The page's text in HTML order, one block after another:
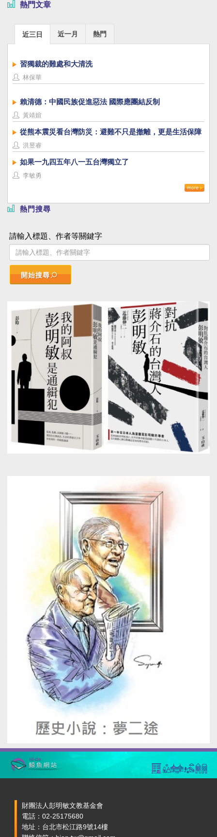
熱門文章
近三日 近一月 熱門
習獨裁的難處和大清洗
林保華
賴清德：中國民族促進惡法 國際應團結反制
黃靖媗
從熊本震災看台灣防災：避難不只是撤離，更是生活保障
洪昱睿
如果一九四五年八一五台灣獨立了
李敏勇
熱門搜尋
請輸入標題、作者等關鍵字
開始搜尋
財團法人彭明敏文教基金會
電話：02-25175680
地址：台北市松江路9號14樓